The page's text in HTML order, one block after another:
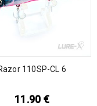
110SP-CL 6
11.90 €